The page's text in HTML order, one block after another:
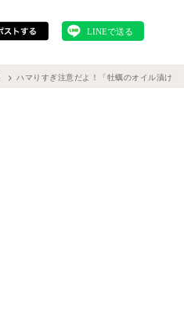
ハマりすぎ注意だよ！「牡蠣のオイル漬け